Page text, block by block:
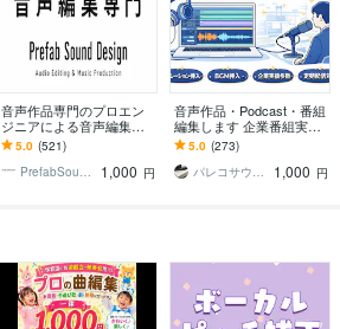
音声作品専門のプロエン
ジニアによる音声編集で
きます DLsite、シチュエ
ーションボイスなど実績1
000件以上！
5.0 (521)
PrefabSoundDesign
1,000 円
音声作品・Podcast・番組
編集します 企業番組実績
あり・定期配信・継続案
件OKです！
5.0 (273)
パレコサウンド
1,000 円